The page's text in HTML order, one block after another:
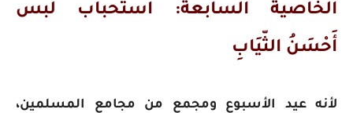
الخاصية السابعة: استحباب لبس
أَحْسَنُ الثّيَابِ
لأنه عيد الأسبوع ومجمع من مجامع المسلمين،